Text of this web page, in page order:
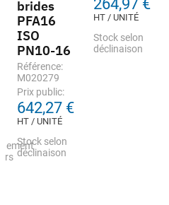
brides
PFA16
ISO
PN10-16
Référence:
M020279
Prix public:
642,27 €
HT / UNITÉ
Stock selon
déclinaison
264,97 €
HT / UNITÉ
Stock selon
déclinaison